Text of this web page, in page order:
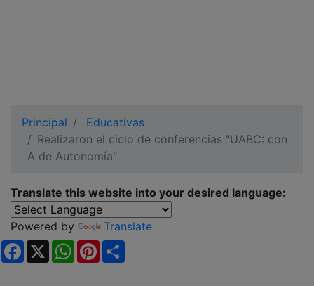
Principal
Educativas
Realizaron el ciclo de conferencias "UABC: con
A de Autonomía"
Translate this website into your desired language:
Powered by
Translate
Facebook
X WhatsApp
Pinterest